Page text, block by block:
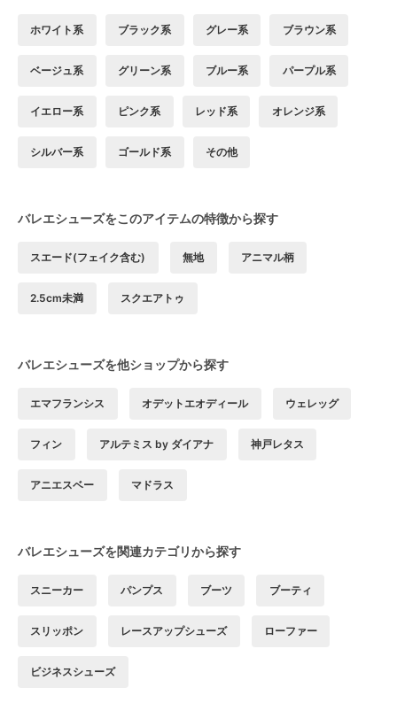
ホワイト系 ブラック系 グレー系 ブラウン系
ベージュ系 グリーン系 ブルー系 パープル系
イエロー系 ピンク系 レッド系 オレンジ系
シルバー系 ゴールド系 その他
バレエシューズをこのアイテムの特徴から探す
スエード(フェイク含む) 無地 アニマル柄
2.5cm未満 スクエアトゥ
バレエシューズを他ショップから探す
エマフランシス オデットエオディール ウェレッグ
フィン アルテミス by ダイアナ 神戸レタス
アニエスベー マドラス
バレエシューズを関連カテゴリから探す
スニーカー パンプス ブーツ ブーティ
スリッポン レースアップシューズ ローファー
ビジネスシューズ